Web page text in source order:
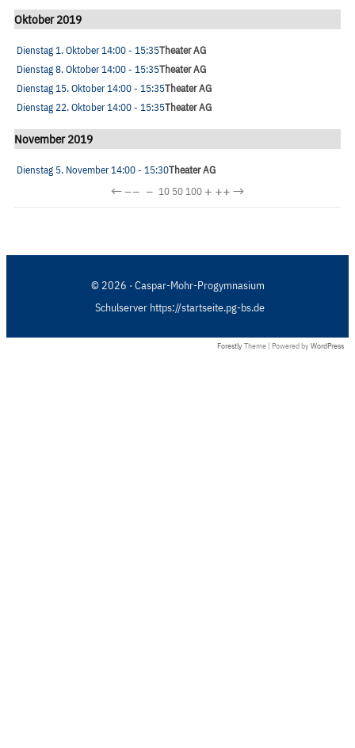
Oktober 2019
Dienstag 1. Oktober14:00- 15:35Theater AG
Dienstag 8. Oktober14:00- 15:35Theater AG
Dienstag 15. Oktober14:00- 15:35Theater AG
Dienstag 22. Oktober14:00- 15:35Theater AG
November 2019
Dienstag 5. November14:00- 15:30Theater AG
←−− − 10 50100 + ++→
© 2026 · Caspar-Mohr-Progymnasium
Schulserver https://startseite.pg-bs.de
Forestly Theme | Powered by WordPress